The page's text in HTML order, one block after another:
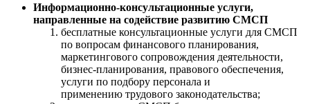
Информационно-консультационные услуги,
направленные на содействие развитию СМСП
бесплатные консультационные услуги для СМСП
по вопросам финансового планирования,
маркетингового сопровождения деятельности,
бизнес-планирования, правового обеспечения,
услуги по подбору персонала и
применению трудового законодательства;